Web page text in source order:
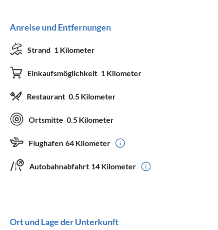
Anreise und Entfernungen
Strand 1 Kilometer
Einkaufsmöglichkeit 1 Kilometer
Restaurant 0.5 Kilometer
Ortsmitte 0.5 Kilometer
Flughafen 64 Kilometer
Autobahnabfahrt 14 Kilometer
Ort und Lage der Unterkunft